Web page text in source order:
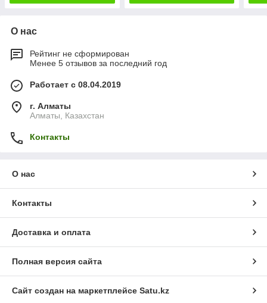
О нас
Рейтинг не сформирован
Менее 5 отзывов за последний год
Работает с 08.04.2019
г. Алматы
Алматы, Казахстан
Контакты
О нас
Контакты
Доставка и оплата
Полная версия сайта
Сайт создан на маркетплейсе Satu.kz